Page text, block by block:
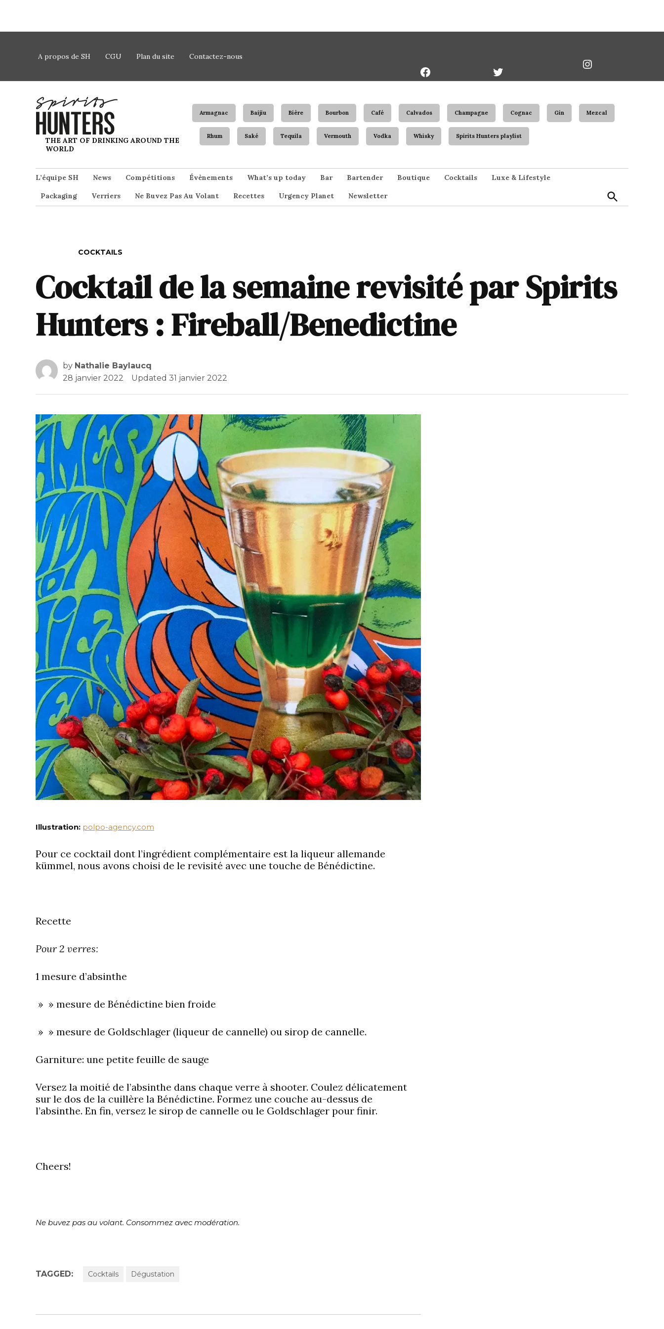
A propos de SH CGU Plan du site Contactez-nous
Spirits Hunters
THE ART OF DRINKING AROUND THE
WORLD
Armagnac Baijiu Bière Bourbon Café Calvados Champagne Cognac Gin Mezcal
Rhum Saké Tequila Vermouth Vodka Whisky Spirits Hunters playlist
L’équipe SH News Compétitions Évènements What’s up today Bar Bartender Boutique Cocktails Luxe & Lifestyle
Packaging Verriers Ne Buvez Pas Au Volant Recettes Urgency Planet Newsletter
COCKTAILS
Cocktail de la semaine revisité par Spirits
Hunters : Fireball/Benedictine
by Nathalie Baylaucq
28 janvier 2022
Updated 31 janvier 2022
Illustration: polpo-agency.com
Pour ce cocktail dont l’ingrédient complémentaire est la liqueur allemande
kümmel, nous avons choisi de le revisité avec une touche de Bénédictine.
Recette
Pour 2 verres:
1 mesure d’absinthe
» » mesure de Bénédictine bien froide
» » mesure de Goldschlager (liqueur de cannelle) ou sirop de cannelle.
Garniture: une petite feuille de sauge
Versez la moitié de l’absinthe dans chaque verre à shooter. Coulez délicatement
sur le dos de la cuillère la Bénédictine. Formez une couche au-dessus de
l’absinthe. En fin, versez le sirop de cannelle ou le Goldschlager pour finir.
Cheers!
Ne buvez pas au volant. Consommez avec modération.
TAGGED: Cocktails Dégustation